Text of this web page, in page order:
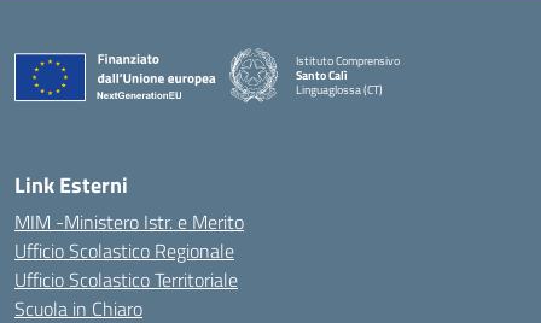
Istituto Comprensivo
Santo Calì
Linguaglossa (CT)
— Visita la pagina iniziale della scuola
Link Esterni
MIM -Ministero Istr. e Merito
Ufficio Scolastico Regionale
Ufficio Scolastico Territoriale
Scuola in Chiaro